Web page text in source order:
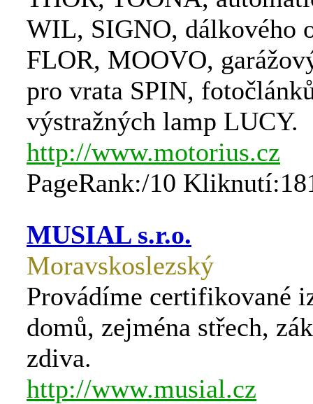
WIL, SIGNO, dálkového
FLOR, MOOVO,
pro vrata SPIN,
výstražných lamp LUCY.
http://www.motorius.cz
PageRank:/10
MUSIAL s.r.o.
Moravskoslezský
Provádíme certifikované
domů, zejména střech,
zdiva.
http://www.musial.cz